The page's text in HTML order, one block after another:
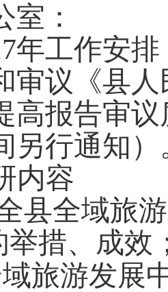
室：
年工作安
审议《县
高报告审
另行通知
内容
县全域旅
举措、成效
旅游发展